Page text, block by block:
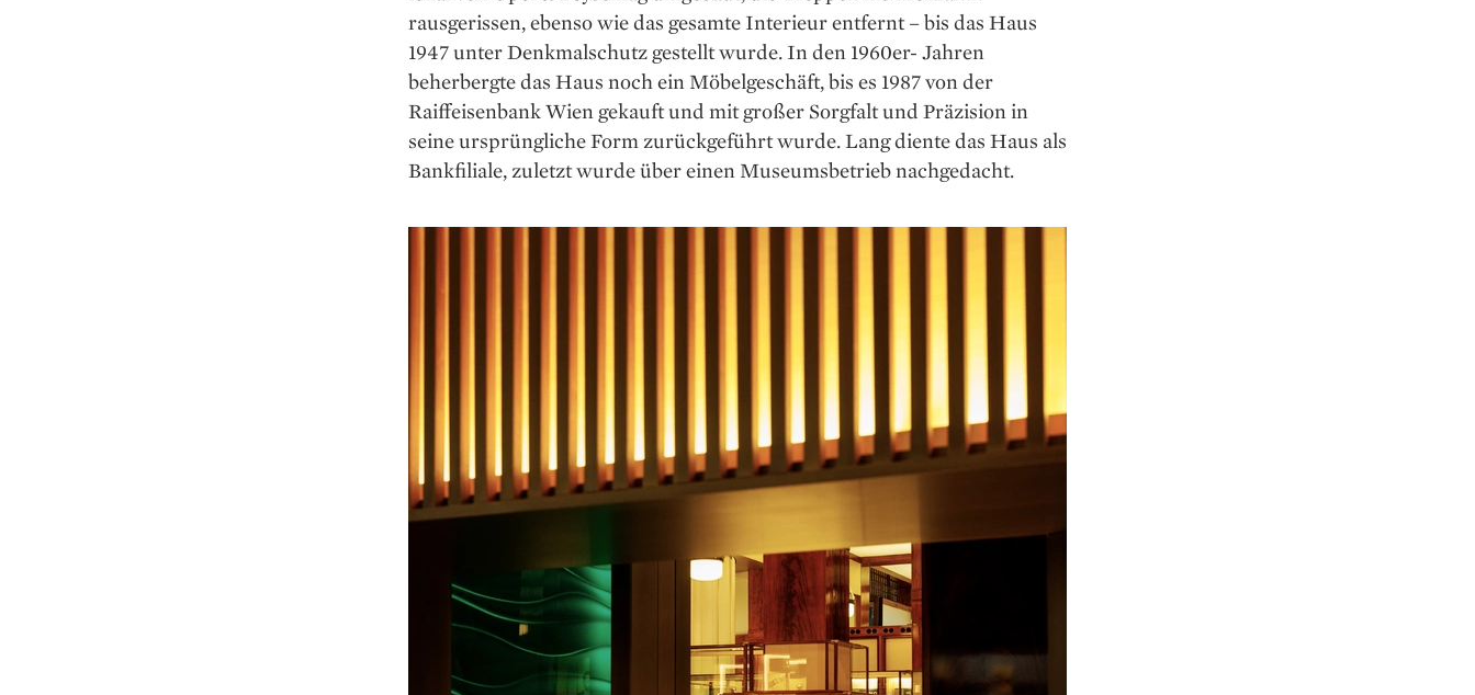
rausgerissen, ebenso wie das gesamte Interieur entfernt – bis das Haus
1947 unter Denkmalschutz gestellt wurde. In den 1960er- Jahren
beherbergte das Haus noch ein Möbel­geschäft, bis es 1987 von der
Raiffeisenbank Wien gekauft und mit großer Sorgfalt und Präzision in
seine ursprüngliche Form zurückgeführt wurde. Lang diente das Haus als
Bankfiliale, zuletzt wur­de über einen Museumsbetrieb nachgedacht.